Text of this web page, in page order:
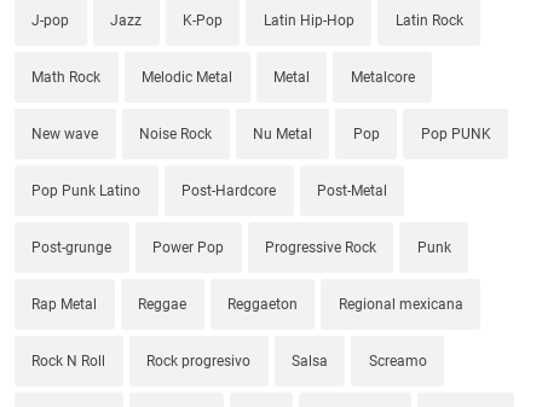
J-pop Jazz K-Pop Latin Hip-Hop Latin Rock
Math Rock Melodic Metal Metal Metalcore
New wave Noise Rock Nu Metal Pop Pop PUNK
Pop Punk Latino Post-Hardcore Post-Metal
Post-grunge Power Pop Progressive Rock Punk
Rap Metal Reggae Reggaeton Regional mexicana
Rock N Roll Rock progresivo Salsa Screamo